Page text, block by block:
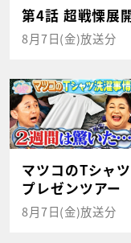
第4話 超戦慄展
8月7日(金)放送分
マツコのTシャ
プレゼンツアー
8月7日(金)放送分